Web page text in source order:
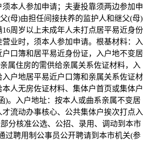
本人参加申请；夫妻投靠须两边参加申
(母)由担任间接扶养的监护人和继父(母)
周岁以上未成年人未打点居平易近身份
业时，须本人参加申请。根基材料：入
户口簿和居平易近身份证，入户地不变居
属住房的需供给亲属关系佐证材料，入
户地居平易近户口簿和亲属关系佐证材
人无房佐证材料、集体户首页或集体户
)。入户地址：按本人或曲系亲属不变居
流动办事核心、公共集体户挨次打点入
分核准公选、公招、录用、调动到本市
过聘用制公事员公开聘请到本市机关(参